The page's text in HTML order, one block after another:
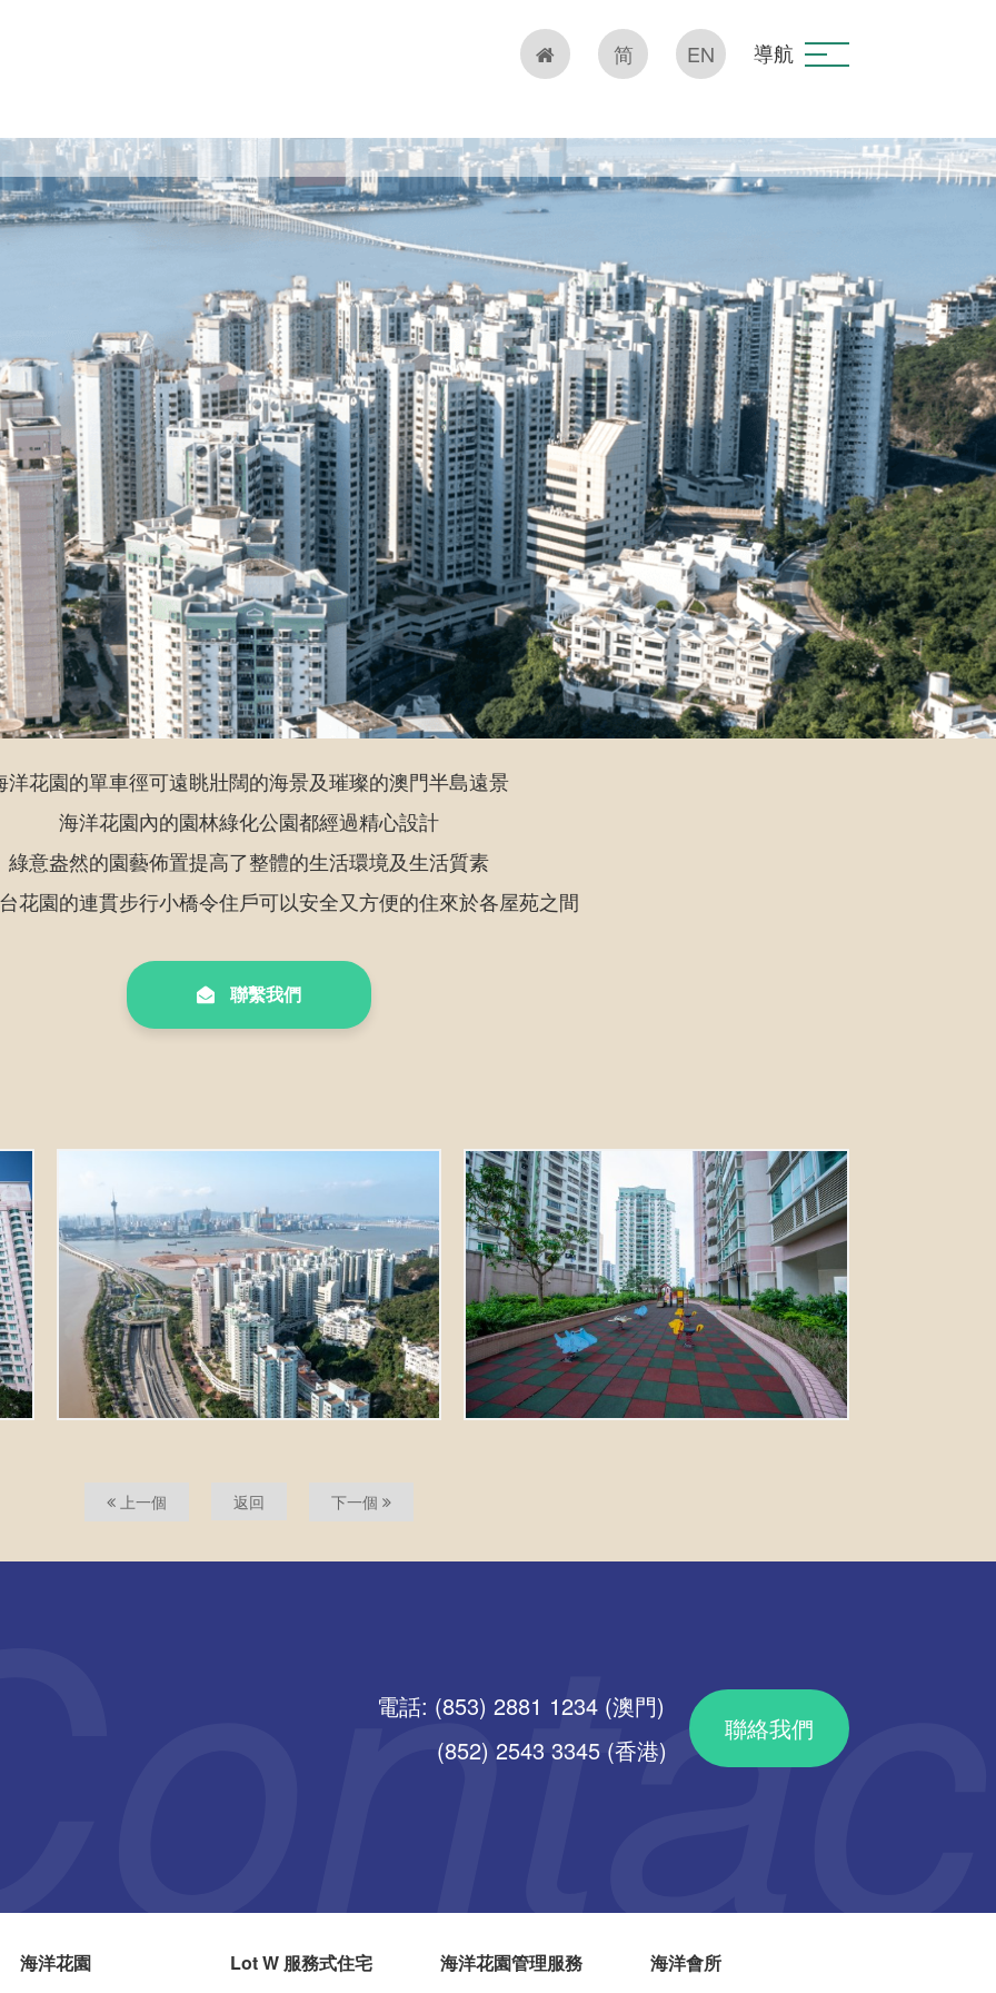
简 EN 導航
洋花園的單車徑可遠眺壯闊的海景及璀璨的澳門半島遠景
海洋花園內的園林綠化公園都經過精心設計
綠意盎然的園藝佈置提高了整體的生活環境及生活質素
花園的連貫步行小橋令住戶可以安全又方便的住來於各屋苑之間
聯繫我們
上一個 返回 下一個
電話: (853) 2881 1234 (澳門)
(852) 2543 3345 (香港)
聯絡我們
海洋花園 Lot W 服務式住宅 海洋花園管理服務 海洋會所